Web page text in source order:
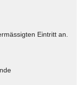
Eintritt an.